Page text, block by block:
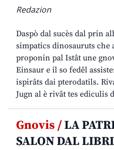
Redazion
Daspò dal sucès dal prin
simpatics dinosauruts
proponin pal Istât une
Einsaur e il so fedêl
ispirâts dai pterodatils.
Jugn al è rivât tes ediculis
Gnovis /LA
SALON DAL